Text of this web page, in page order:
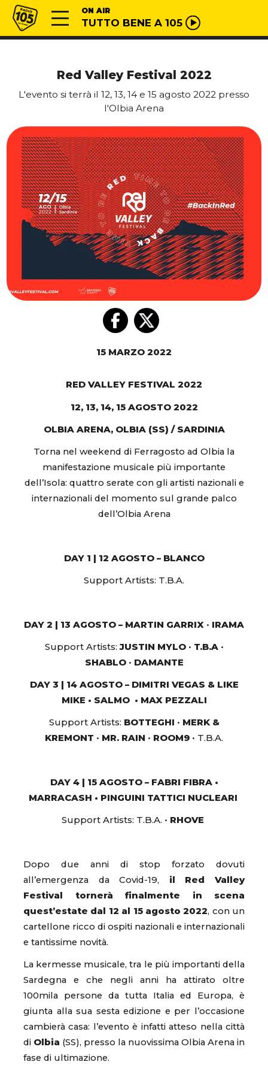
Vai al contenuto
Radio 105 ON AIR
TUTTO BENE A 105
Red Valley Festival 2022
L'evento si terrà il 12, 13, 14 e 15 agosto 2022 presso
l'Olbia Arena
15 MARZO 2022
RED VALLEY FESTIVAL 2022
12, 13, 14, 15 AGOSTO 2022
OLBIA ARENA, OLBIA (SS) / SARDINIA
Torna nel weekend di Ferragosto ad Olbia la
manifestazione musicale più importante
dell’Isola: quattro serate con gli artisti nazionali e
internazionali del momento sul grande palco
dell’Olbia Arena
DAY 1 | 12 AGOSTO – BLANCO
Support Artists: T.B.A.
DAY 2 | 13 AGOSTO – MARTIN GARRIX • IRAMA
Support Artists:JUSTIN MYLO• T.B.A•
SHABLO• DAMANTE
DAY 3 | 14 AGOSTO – DIMITRI VEGAS & LIKE
MIKE • SALMO • MAX PEZZALI
Support Artists: BOTTEGHI • MERK &
KREMONT • MR. RAIN • ROOM9 • T.B.A.
DAY 4 | 15 AGOSTO – FABRI FIBRA •
MARRACASH • PINGUINI TATTICI NUCLEARI
Support Artists: T.B.A. • RHOVE
Dopo due anni di stop forzato dovuti
all’emergenza da Covid-19, il Red Valley
Festival tornerà finalmente in scena
quest’estate dal 12 al 15 agosto 2022, con un
cartellone ricco di ospiti nazionali e internazionali
e tantissime novità.
La kermesse musicale, tra le più importanti della
Sardegna e che negli anni ha attirato oltre
100mila persone da tutta Italia ed Europa, è
giunta alla sua sesta edizione e per l’occasione
cambierà casa: l’evento è infatti atteso nella città
di Olbia (SS), presso la nuovissima Olbia Arena in
fase di ultimazione.